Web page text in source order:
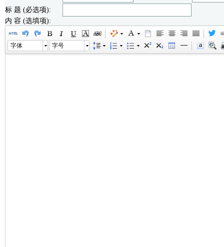
标 题 (必选项):
内 容 (选填项):
字体 字号